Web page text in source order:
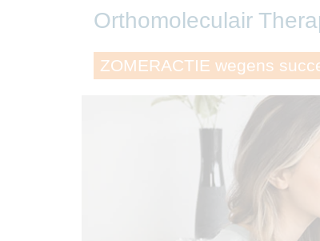
Orthomoleculair
ZOMERACTIE wegens